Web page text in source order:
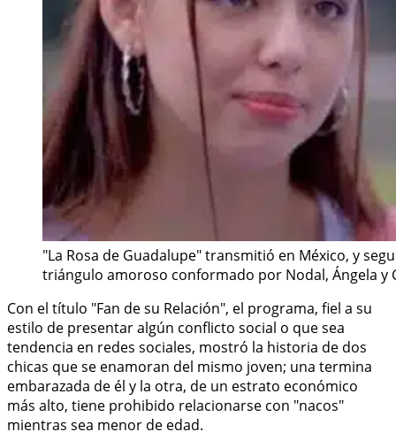
"La Rosa de Guadalupe" transmitió en México, y
triángulo amoroso conformado por Nodal, Ángela y
Con el título "Fan de su Relación", el programa, fiel a su
estilo de presentar algún conflicto social o que sea
tendencia en redes sociales, mostró la historia de dos
chicas que se enamoran del mismo joven; una termina
embarazada de él y la otra, de un estrato económico
más alto, tiene prohibido relacionarse con "nacos"
mientras sea menor de edad.